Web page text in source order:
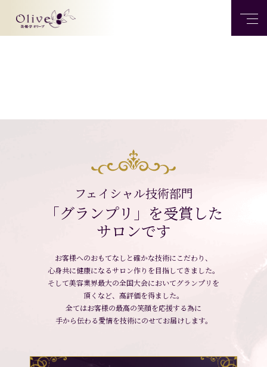
フェイシャル技術部門
「グランプリ」を受賞した
サロンです
お客様へのおもてなしと確かな技術にこだわり、
心身共に健康になるサロン作りを目指してきました。
そして美容業界最大の全国大会においてグランプリを
頂くなど、高評価を得ました。
全てはお客様の最高の笑顔を応援する為に
手から伝わる愛情を技術にのせてお届けします。